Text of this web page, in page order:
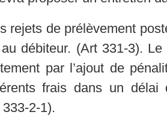
rejets de prélèvement
débiteur. (Art 331-3).
par l’ajout de
frais dans un
2-1).